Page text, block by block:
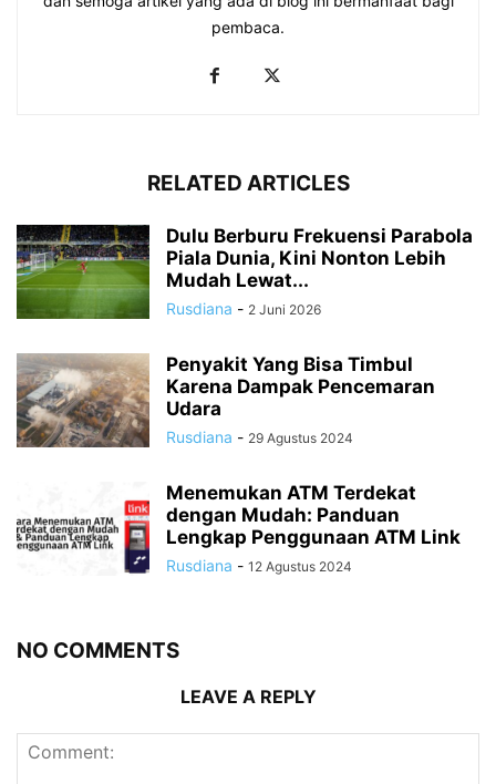
pembaca.
RELATED ARTICLES
Dulu Berburu Frekuensi Parabola
Piala Dunia, Kini Nonton Lebih
Mudah Lewat...
Rusdiana - 2 Juni 2026
Penyakit Yang Bisa Timbul
Karena Dampak Pencemaran
Udara
Rusdiana - 29 Agustus 2024
Menemukan ATM Terdekat
dengan Mudah: Panduan
Lengkap Penggunaan ATM Link
Rusdiana - 12 Agustus 2024
NO COMMENTS
LEAVE A REPLY